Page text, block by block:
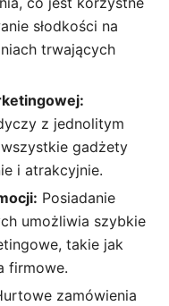
słodkości na
trwających
z jednolitym
gadżety
i atrakcyjnie.
Posiadanie
umożliwia szybkie
takie jak
firmowe.
zamówienia